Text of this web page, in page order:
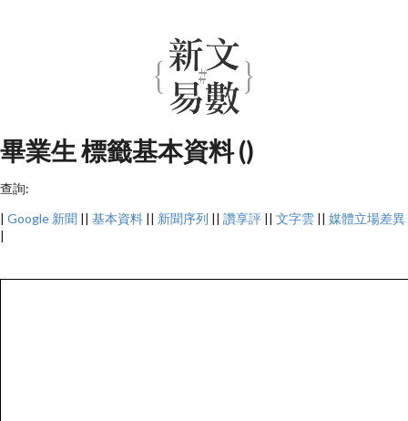
畢業生 標籤基本資料 ()
查詢:
| Google 新聞 || 基本資料 || 新聞序列 || 讚享評 || 文字雲 || 媒體立場差異
|